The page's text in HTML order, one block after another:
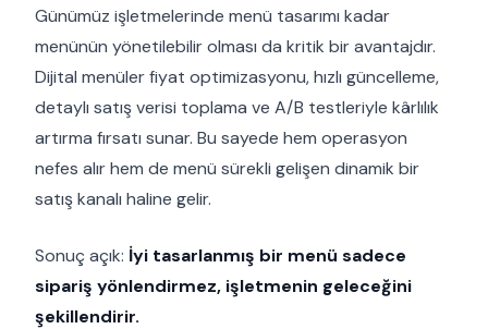
Günümüz işletmelerinde menü tasarımı kadar
menünün yönetilebilir olması da kritik bir avantajdır.
Dijital menüler fiyat optimizasyonu, hızlı güncelleme,
detaylı satış verisi toplama ve A/B testleriyle kârlılık
artırma fırsatı sunar. Bu sayede hem operasyon
nefes alır hem de menü sürekli gelişen dinamik bir
satış kanalı haline gelir.
Sonuç açık: İyi tasarlanmış bir menü sadece
sipariş yönlendirmez, işletmenin geleceğini
şekillendirir.